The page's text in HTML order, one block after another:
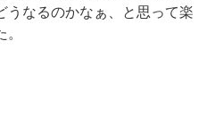
うなるのかなぁ、と思って楽